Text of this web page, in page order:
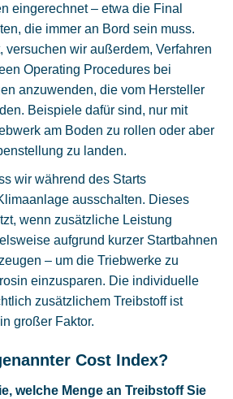
eingerechnet – etwa die Final
die immer an Bord sein muss.
versuchen wir außerdem, Verfahren
Operating Procedures bei
anzuwenden, die vom Hersteller
Beispiele dafür sind, nur mit
am Boden zu rollen oder aber
zu landen.
wir während des Starts
ausschalten. Dieses
wenn zusätzliche Leistung
aufgrund kurzer Startbahnen
– um die Triebwerke zu
einzusparen. Die individuelle
zusätzlichem Treibstoff ist
großer Faktor.
Cost Index?
welche Menge an Treibstoff Sie